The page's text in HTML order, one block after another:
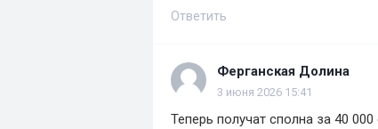
Ответить
Ферганская Долина
3 июня 2026 15:41
Теперь получат сполна за 40